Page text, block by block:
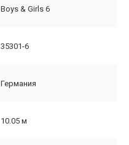
Boys & Girls 6
35301-6
Германия
10.05 м